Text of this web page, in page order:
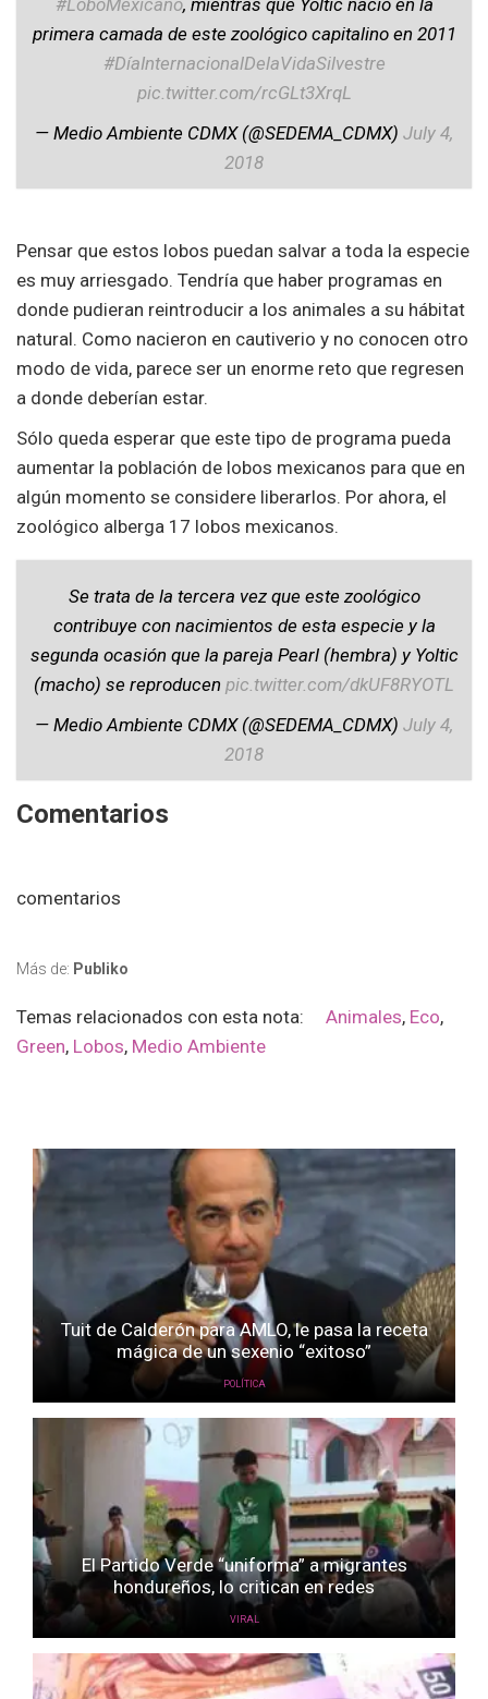
primera camada de este zoológico capitalino en 2011
#DíaInternacionalDelaVidaSilvestre
pic.twitter.com/rcGLt3XrqL
— Medio Ambiente CDMX (@SEDEMA_CDMX) July 4,
2018
Pensar que estos lobos puedan salvar a toda la especie
es muy arriesgado. Tendría que haber programas en
donde pudieran reintroducir a los animales a su hábitat
natural. Como nacieron en cautiverio y no conocen otro
modo de vida, parece ser un enorme reto que regresen
a donde deberían estar.
Sólo queda esperar que este tipo de programa pueda
aumentar la población de lobos mexicanos para que en
algún momento se considere liberarlos. Por ahora, el
zoológico alberga 17 lobos mexicanos.
Se trata de la tercera vez que este zoológico
contribuye con nacimientos de esta especie y la
segunda ocasión que la pareja Pearl (hembra) y Yoltic
(macho) se reproducen pic.twitter.com/dkUF8RYOTL
— Medio Ambiente CDMX (@SEDEMA_CDMX) July 4,
2018
Comentarios
comentarios
Más de: Publiko
Temas relacionados con esta nota: Animales, Eco,
Green, Lobos, Medio Ambiente
Tuit de Calderón para AMLO, le pasa la receta
mágica de un sexenio “exitoso”
POLÍTICA
El Partido Verde “uniforma” a migrantes
hondureños, lo critican en redes
VIRAL